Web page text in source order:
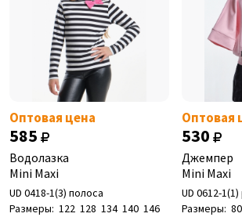
Оптовая цена
585
Водолазка
Mini Maxi
UD 0418-1(3) полоса
Размеры: 122 128 134 140 146
Оптовая
530
Джемпер
Mini Maxi
UD 0612-
Размеры: 80